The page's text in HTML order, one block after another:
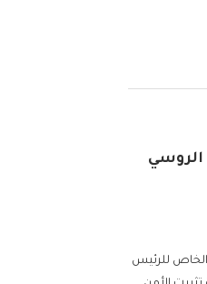
الروسي
الخاص للرئيس